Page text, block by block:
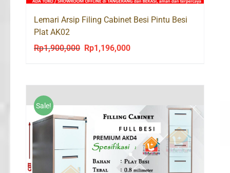
Lemari Arsip Filing Cabinet Besi Pintu Besi
Plat AK02
Rp1,900,000
Original
Rp1,196,000Current
Sale!